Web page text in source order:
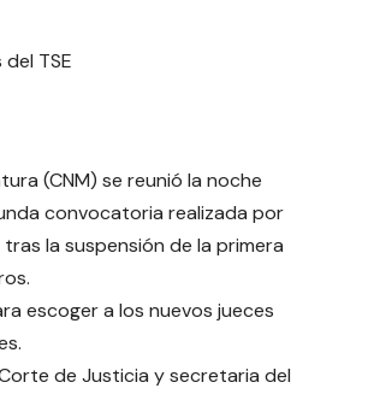
(CNM) se reunió la noche
convocatoria realizada por
la suspensión de la primera
escoger a los nuevos jueces
de Justicia y secretaria del